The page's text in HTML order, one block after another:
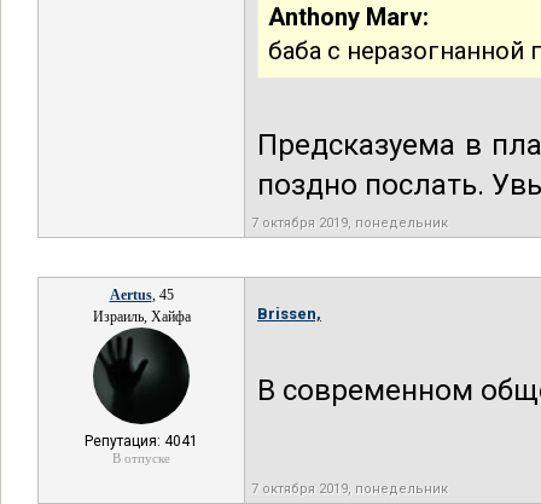
Anthony Marv:
баба с неразогнанной
Предсказуема в
поздно послать.
7 октября 2019, понедельник
Aertus, 45
Израиль, Хайфа
Репутация: 4041
В отпуске
Brissen,
В современном
7 октября 2019, понедельник